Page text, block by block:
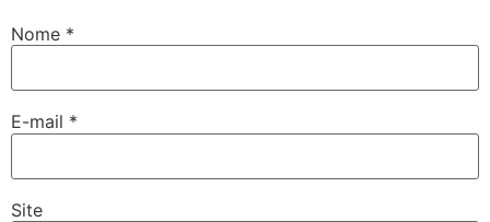
Nome *
E-mail *
Site